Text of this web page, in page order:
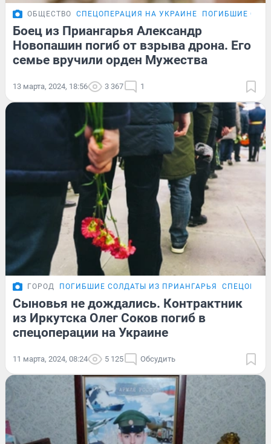
ОБЩЕСТВО СПЕЦОПЕРАЦИЯ НА УКРАИНЕ ПОГИБШИЕ
Боец из Приангарья Александр
Новопашин погиб от взрыва дрона. Его
семье вручили орден Мужества
13 марта, 2024, 18:56 3 367 1
ГОРОД ПОГИБШИЕ СОЛДАТЫ ИЗ ПРИАНГАРЬЯ
Сыновья не дождались. Контрактник
из Иркутска Олег Соков погиб в
спецоперации на Украине
11 марта, 2024, 08:24 5 125 Обсудить